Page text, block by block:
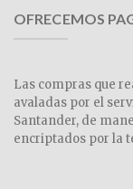
OFRECEMOS
Las compras que
avaladas por el
Santander, de
encriptados por la